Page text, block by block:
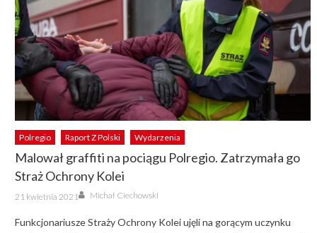
Polregio Raport Z Polski Wydarzenia
Malował graffiti na pociągu Polregio. Zatrzymała go
Straż Ochrony Kolei
Posted
on
21 kwietnia 2021 Author
Michał Ciechowski
Funkcjonariusze Straży Ochrony Kolei ujęli na gorącym uczynku